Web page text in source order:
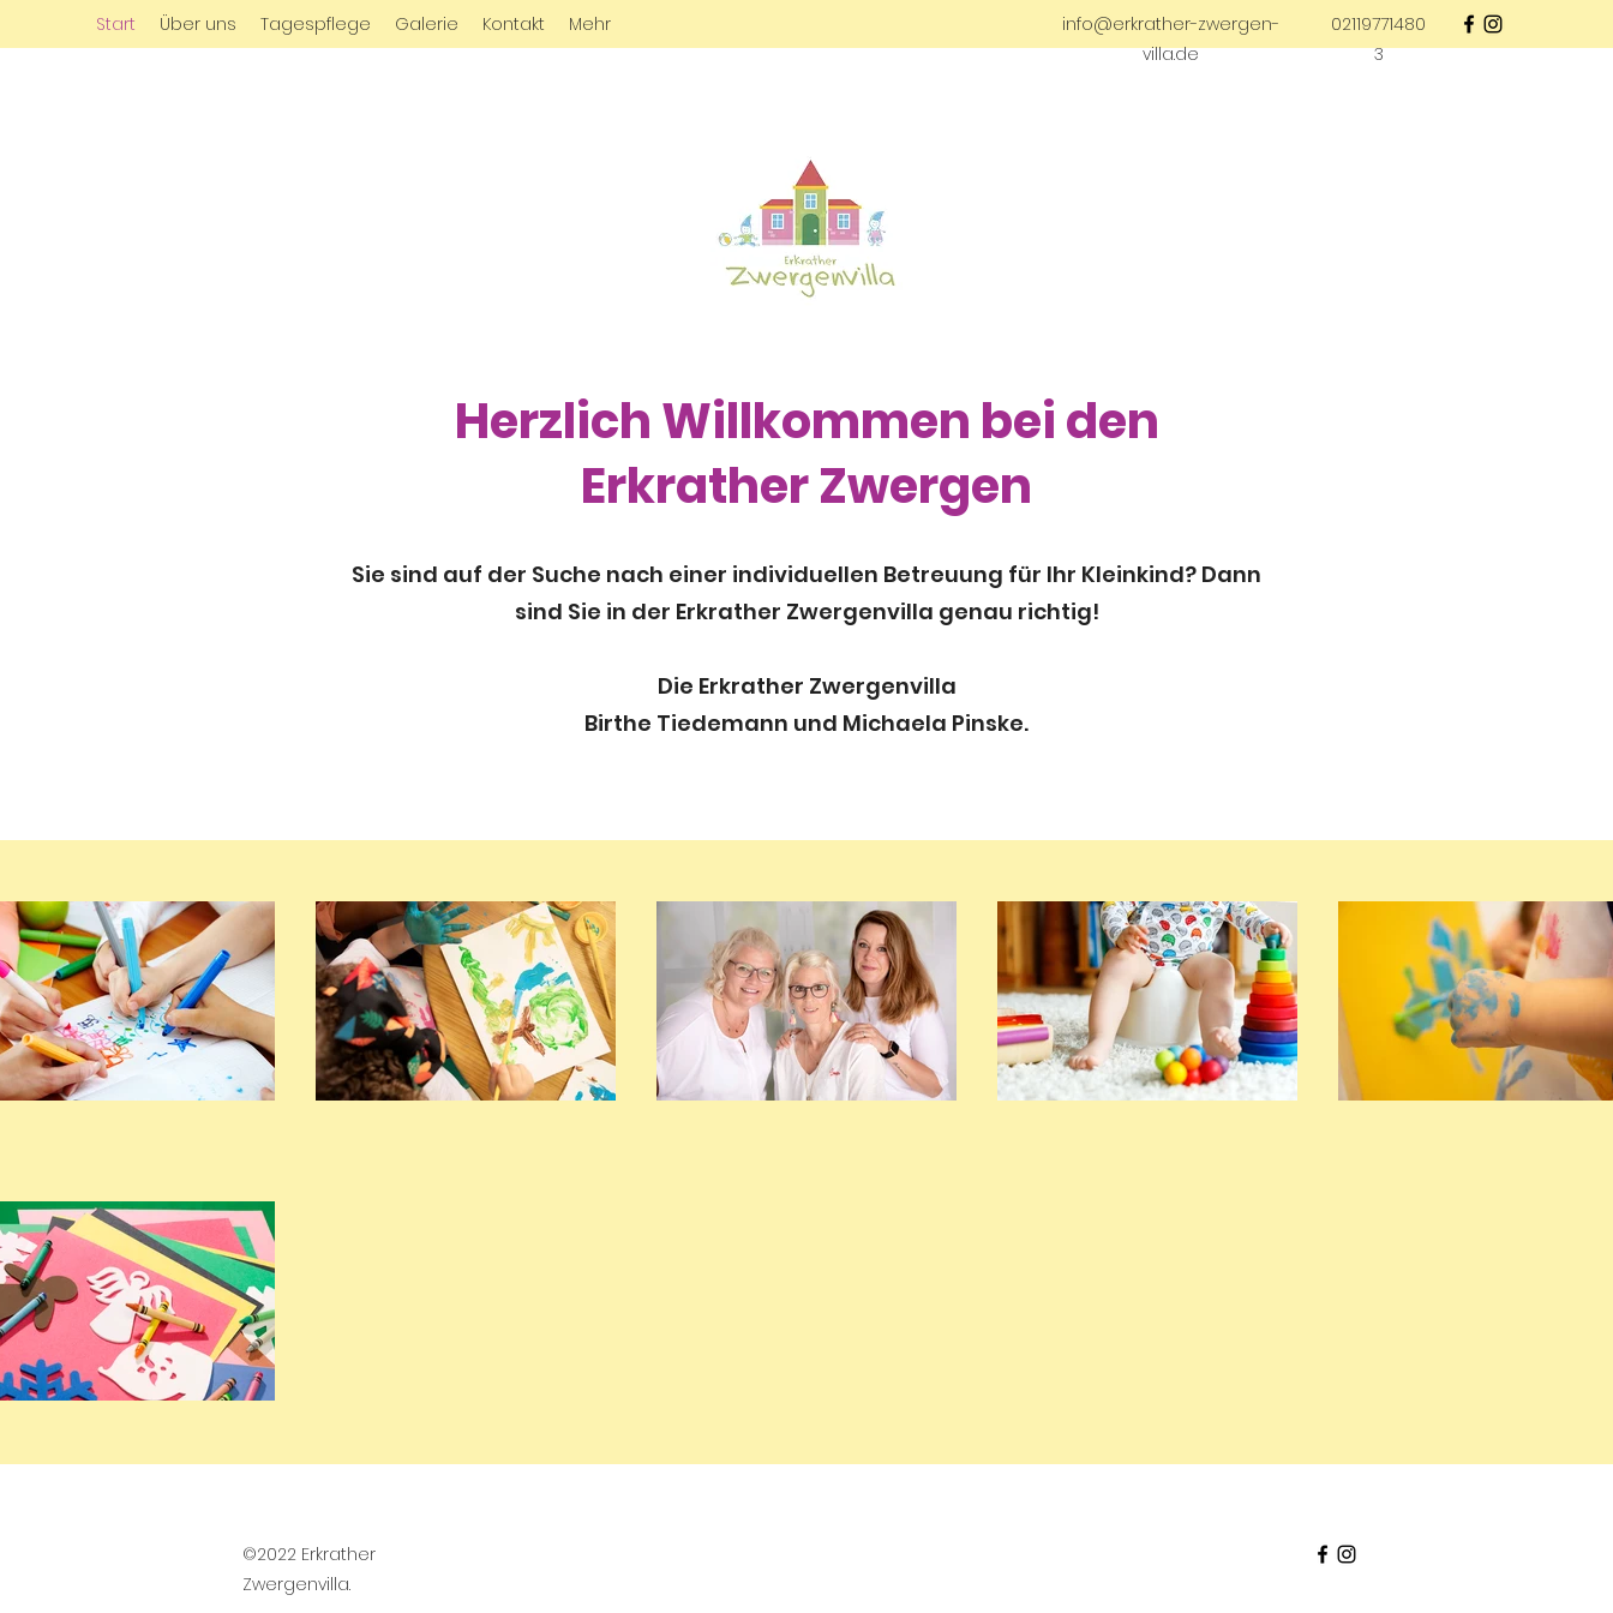
Start Über uns Tagespflege Galerie Kontakt Mehr
info@erkrather-zwergen-
villa.de
02119771480
3
Herzlich Willkommen bei den
Erkrather Zwergen
Sie sind auf der Suche nach einer individuellen Betreuung für Ihr Kleinkind? Dann
sind Sie in der Erkrather Zwergenvilla genau richtig!
Die Erkrather Zwergenvilla
Birthe Tiedemann und Michaela Pinske.
©2022 Erkrather
Zwergenvilla.